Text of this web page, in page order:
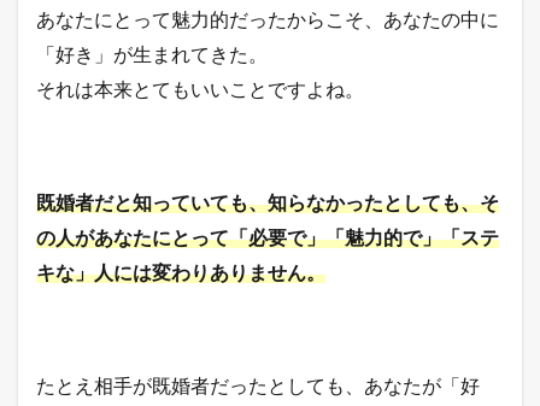
5
相手
の幸
せと
自分
み
る。
6
否定
あなたにとって魅力的だったからこそ、あなたの中に
「好き」が生まれてきた。
それは本来とてもいいことですよね。
既婚者だと知っていても、知らなかったとしても、そ
の人があなたにとって「必要で」「魅力的で」「ステ
キな」人には変わりありません。
たとえ相手が既婚者だったとしても、あなたが「好